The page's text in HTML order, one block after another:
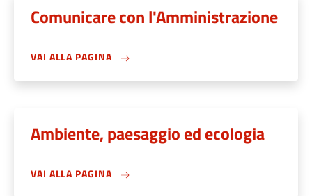
Comunicare con l'Amministrazione
VAI ALLA PAGINA
Ambiente, paesaggio ed ecologia
VAI ALLA PAGINA